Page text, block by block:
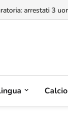
Calcio